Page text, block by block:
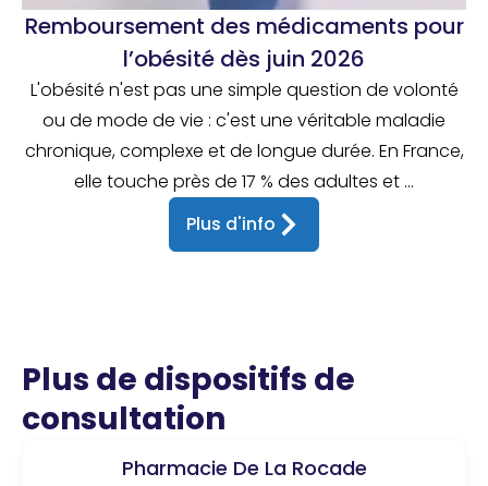
Remboursement des médicaments pour
l’obésité dès juin 2026
L'obésité n'est pas une simple question de volonté
ou de mode de vie : c'est une véritable maladie
chronique, complexe et de longue durée. En France,
elle touche près de 17 % des adultes et ...
Plus d'info
Plus de dispositifs de
consultation
Pharmacie De La Rocade